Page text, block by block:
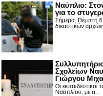
Nαύπλιο:
για το
Σήμερα, Πέμπτη
δικαστικών αρχών
Σχολείων
Γιώργου
Οι
Ναυπλίου, με α...